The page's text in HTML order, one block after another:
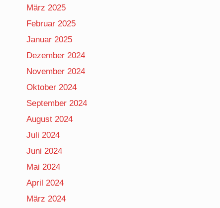
März 2025
Februar 2025
Januar 2025
Dezember 2024
November 2024
Oktober 2024
September 2024
August 2024
Juli 2024
Juni 2024
Mai 2024
April 2024
März 2024